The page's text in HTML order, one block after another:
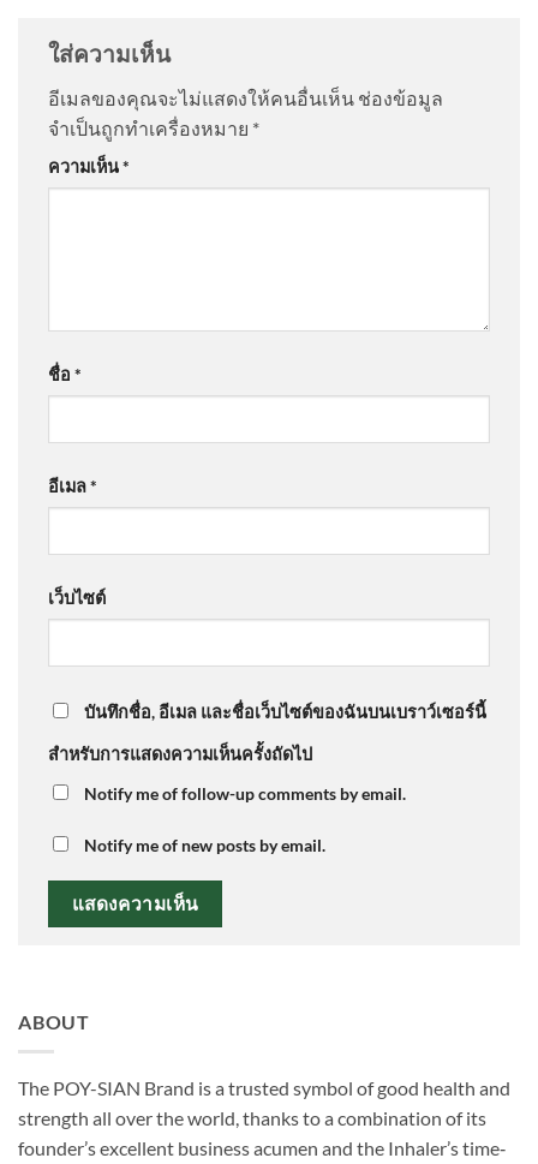
ใส่ความเห็น
อีเมลของคุณจะไม่แสดงให้คนอื่นเห็น ช่องข้อมูล
จำเป็นถูกทำเครื่องหมาย *
ความเห็น*
ชื่อ *
อีเมล*
เว็บไซต์
บันทึกชื่อ, อีเมล และชื่อเว็บไซต์ของฉันบนเบราว์เซอร์นี้
สำหรับการแสดงความเห็นครั้งถัดไป
Notify me of follow-up comments by email.
Notify me of new posts by email.
ABOUT
The POY-SIAN Brand is a trusted symbol of good health and
strength all over the world, thanks to a combination of its
founder’s excellent business acumen and the Inhaler’s time­‐